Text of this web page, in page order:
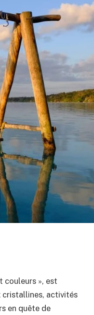
couleurs », est
cristallines, activités
en quête de